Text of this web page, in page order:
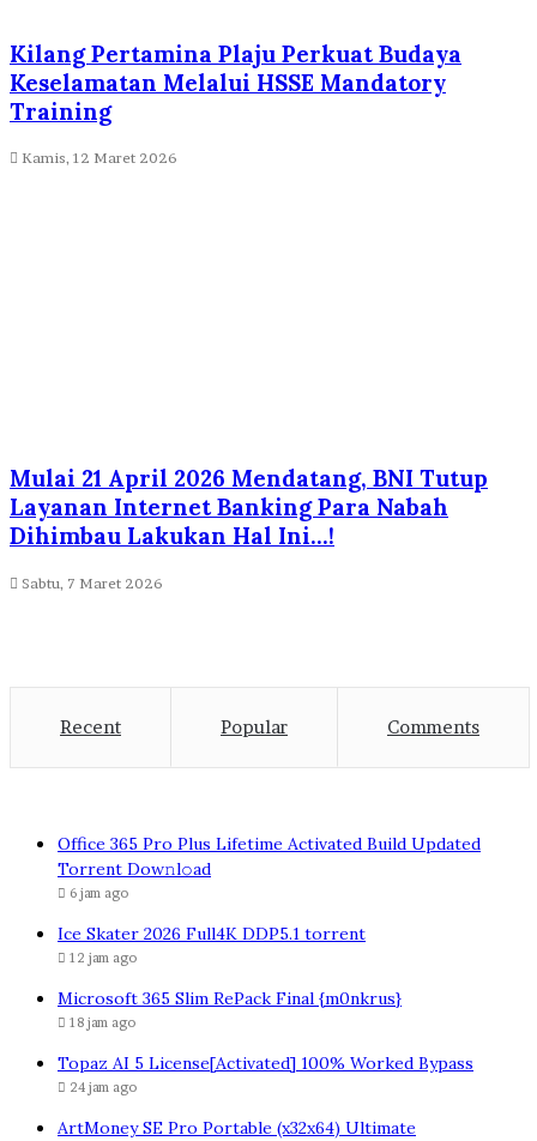
Kilang Pertamina Plaju Perkuat Budaya
Keselamatan Melalui HSSE Mandatory
Training
Kamis, 12 Maret 2026
Mulai 21 April 2026 Mendatang, BNI Tutup
Layanan Internet Banking Para Nabah
Dihimbau Lakukan Hal Ini…!
Sabtu, 7 Maret 2026
Recent Popular Comments
Office 365 Pro Plus Lifetime Activated Build Updated
Torrent Dow𝚗l𝚘аd
6 jam ago
Ice Skater 2026 Full4K DDP5.1 torrent
12 jam ago
Microsoft 365 Slim RePack Final {m0nkrus}
18 jam ago
Topaz AI 5 License[Activated] 100% Worked Bypass
24 jam ago
ArtMoney SE Pro Portable (x32x64) Ultimate